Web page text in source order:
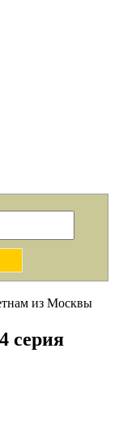
из Москвы
серия